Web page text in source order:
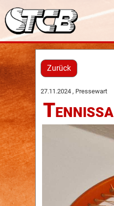
Zurück
27.11.2024 , Pressewart